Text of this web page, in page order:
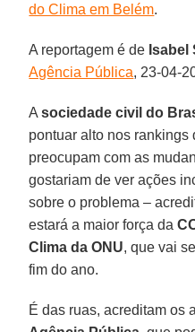
do Clima em Belém.
A reportagem é de Isabel
Agência Pública, 23-04-
Asociedade civil do
pontuar alto nos rankings
preocupam com as
gostariam de ver ações
sobre o problema –
estará a maior força da
Clima da ONU, que vai
fim do ano.
É das ruas, acreditam os